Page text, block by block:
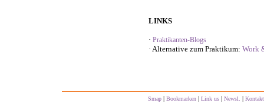
LINKS
· Praktikanten-Blogs
· Alternative zum Praktikum: Work
Smap | Bookmarken | Link us | Newsl. | Kontakt